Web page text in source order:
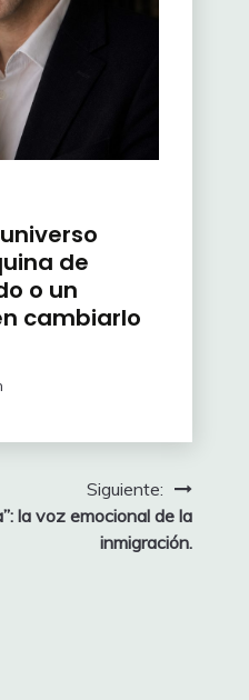
de
o un
cambiarlo
Siguiente:
la voz emocional de la
inmigración.